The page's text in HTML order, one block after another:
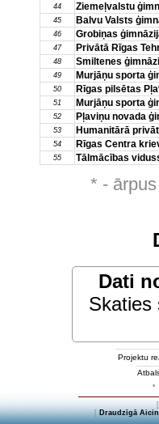
44 Ziemeļvalstu
45 Balvu Valsts
46 Grobiņas
47 Privātā Rīgas
48 Smiltenes
49 Murjāņu sporta
50 Rīgas pilsētas
51 Murjāņu sporta
52 Pļaviņu novada
53 Humanitārā
54 Rīgas Centra
55 Tālmācības
* -
Dati
Skaties
Projektu
•
[
[Draudzīgā